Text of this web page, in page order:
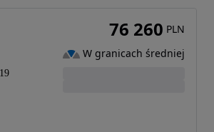
76 260 PLN
W granicach średniej